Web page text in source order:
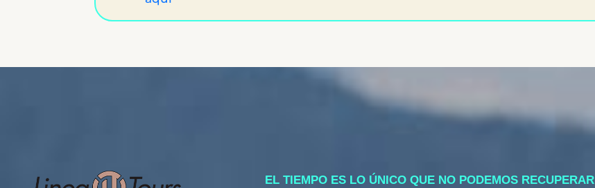
EL TIEMPO ES LO ÚNICO QUE NO PODEMOS RECUPERAR